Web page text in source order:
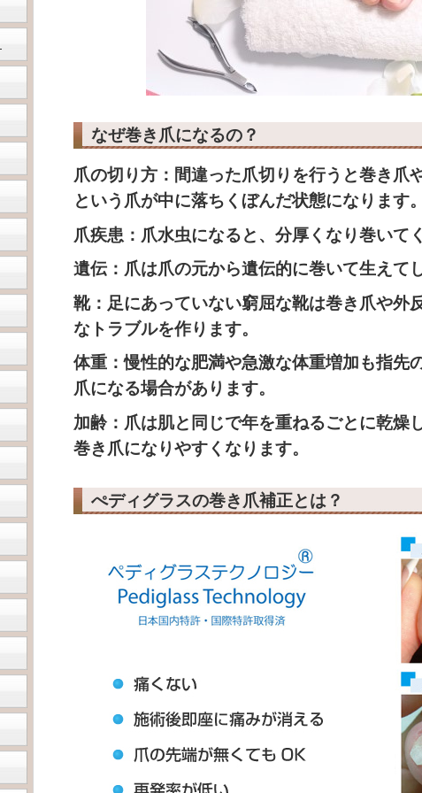
なぜ巻き爪になるの？
爪の切り方：間違った爪切りを行うと巻き爪
という爪が中に落ちくぼんだ状態になります
爪疾患：爪水虫になると、分厚くなり巻いて
遺伝：爪は爪の元から遺伝的に巻いて生えて
靴：足にあっていない窮屈な靴は巻き爪や外
なトラブルを作ります。
体重：慢性的な肥満や急激な体重増加も指先
爪になる場合があります。
加齢：爪は肌と同じで年を重ねるごとに乾燥
巻き爪になりやすくなります。
ぺディグラスの巻き爪補正とは？